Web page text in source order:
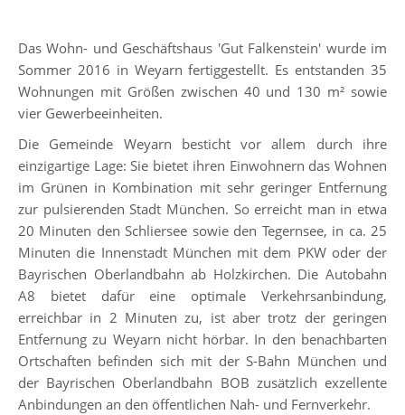
Das Wohn- und Geschäftshaus 'Gut Falkenstein' wurde im
Sommer 2016 in Weyarn fertiggestellt. Es entstanden 35
Wohnungen mit Größen zwischen 40 und 130 m² sowie
vier Gewerbeeinheiten.
Die Gemeinde Weyarn besticht vor allem durch ihre
einzigartige Lage: Sie bietet ihren Einwohnern das Wohnen
im Grünen in Kombination mit sehr geringer Entfernung
zur pulsierenden Stadt München. So erreicht man in etwa
20 Minuten den Schliersee sowie den Tegernsee, in ca. 25
Minuten die Innenstadt München mit dem PKW oder der
Bayrischen Oberlandbahn ab Holzkirchen. Die Autobahn
A8 bietet dafür eine optimale Verkehrsanbindung,
erreichbar in 2 Minuten zu, ist aber trotz der geringen
Entfernung zu Weyarn nicht hörbar. In den benachbarten
Ortschaften befinden sich mit der S-Bahn München und
der Bayrischen Oberlandbahn BOB zusätzlich exzellente
Anbindungen an den öffentlichen Nah- und Fernverkehr.